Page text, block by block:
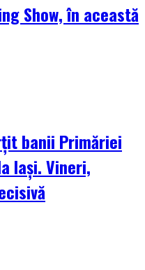
Show, în această
banii Primăriei
Iași. Vineri,